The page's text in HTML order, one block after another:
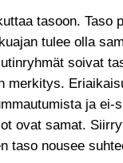
tasoon. Taso
tulee olla
soivat
merkitys.
ja ei-
ovat samat.
taso nousee